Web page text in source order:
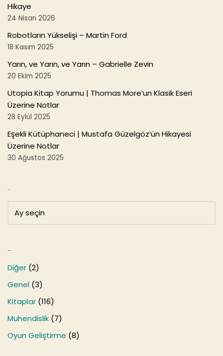
Hikaye
24 Nisan 2026
Robotların Yükselişi – Martin Ford
18 Kasım 2025
Yarın, ve Yarın, ve Yarın – Gabrielle Zevin
20 Ekim 2025
Utopia Kitap Yorumu | Thomas More’un Klasik Eseri
Üzerine Notlar
28 Eylül 2025
Eşekli Kütüphaneci | Mustafa Güzelgöz’ün Hikayesi
Üzerine Notlar
30 Ağustos 2025
Diğer (2)
Genel (3)
Kitaplar (116)
Muhendislik (7)
Oyun Geliştirme (8)